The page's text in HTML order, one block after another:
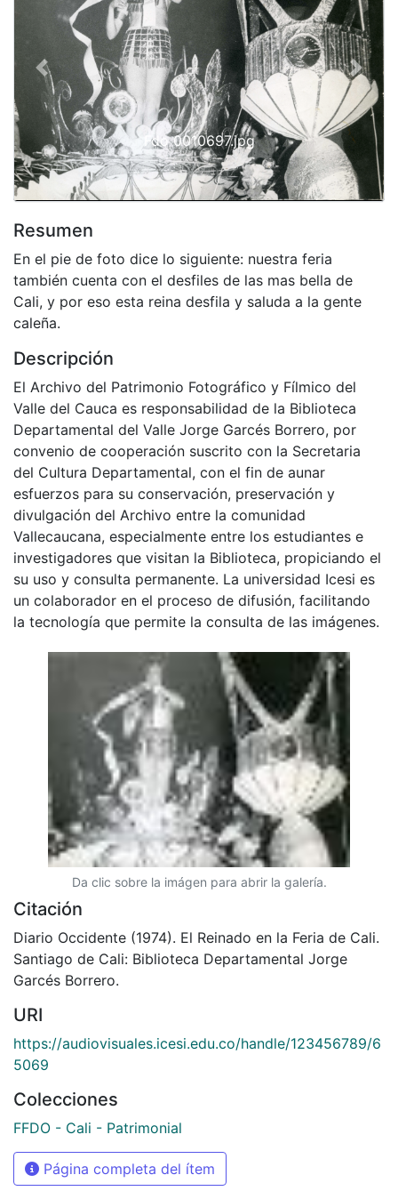
Fdo 0010697.jpg
Previous Next
Resumen
En el pie de foto dice lo siguiente: nuestra feria
también cuenta con el desfiles de las mas bella de
Cali, y por eso esta reina desfila y saluda a la gente
caleña.
Descripción
El Archivo del Patrimonio Fotográfico y Fílmico del
Valle del Cauca es responsabilidad de la Biblioteca
Departamental del Valle Jorge Garcés Borrero, por
convenio de cooperación suscrito con la Secretaria
del Cultura Departamental, con el fin de aunar
esfuerzos para su conservación, preservación y
divulgación del Archivo entre la comunidad
Vallecaucana, especialmente entre los estudiantes e
investigadores que visitan la Biblioteca, propiciando el
su uso y consulta permanente. La universidad Icesi es
un colaborador en el proceso de difusión, facilitando
la tecnología que permite la consulta de las imágenes.
Da clic sobre la imágen para abrir la galería.
Citación
Diario Occidente (1974). El Reinado en la Feria de Cali.
Santiago de Cali: Biblioteca Departamental Jorge
Garcés Borrero.
URI
https://audiovisuales.icesi.edu.co/handle/123456789/6
5069
Colecciones
FFDO - Cali - Patrimonial
Página completa del ítem